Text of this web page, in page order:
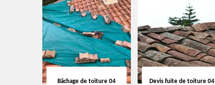
Bâchage de toiture 04 Devis fuite de toiture 04